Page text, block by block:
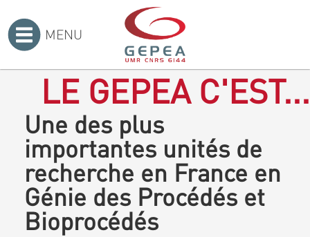
MENU
LE GEPEA C'EST...
Une des plus
importantes unités de
recherche en France en
Génie des Procédés et
Bioprocédés